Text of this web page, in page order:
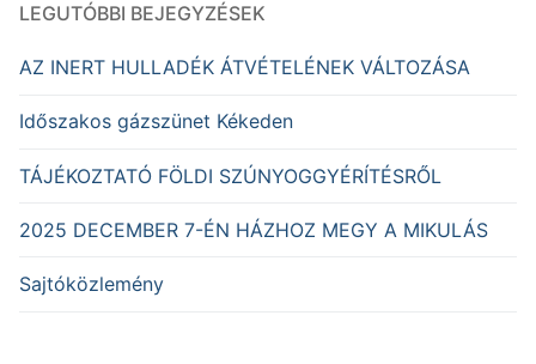
LEGUTÓBBI BEJEGYZÉSEK
AZ INERT HULLADÉK ÁTVÉTELÉNEK VÁLTOZÁSA
Időszakos gázszünet Kékeden
TÁJÉKOZTATÓ FÖLDI SZÚNYOGGYÉRÍTÉSRŐL
2025 DECEMBER 7-ÉN HÁZHOZ MEGY A MIKULÁS
Sajtóközlemény